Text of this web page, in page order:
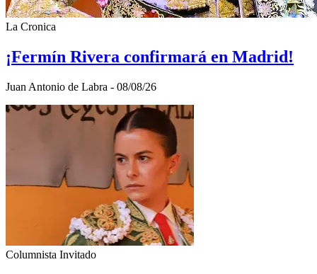
La Cronica
¡Fermín Rivera confirmará en Madrid!
Juan Antonio de Labra - 08/08/26
Columnista Invitado